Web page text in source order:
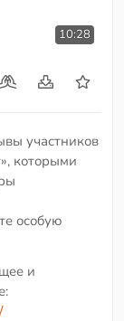
10:28
участников
которыми
особую
и